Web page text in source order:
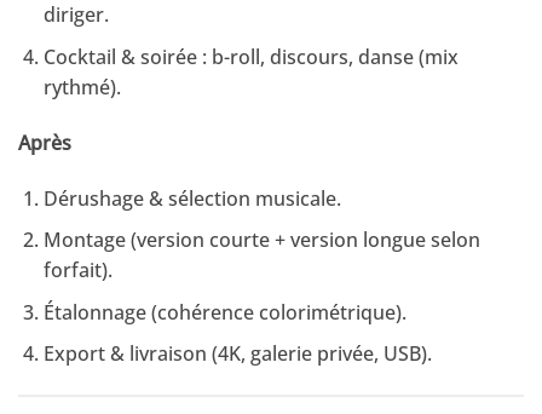
diriger.
Cocktail & soirée : b-roll, discours, danse (mix
rythmé).
Après
Dérushage & sélection musicale.
Montage (version courte + version longue selon
forfait).
Étalonnage (cohérence colorimétrique).
Export & livraison (4K, galerie privée, USB).